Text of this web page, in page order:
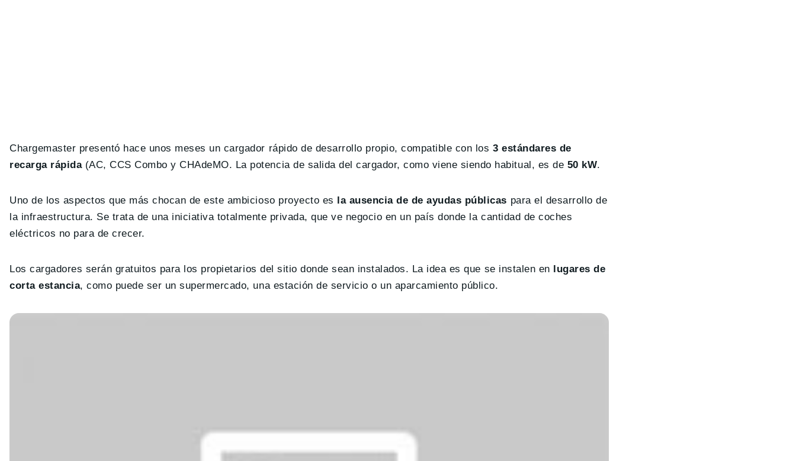
Chargemaster presentó hace unos meses un cargador rápido de desarrollo propio, compatible con los 3 estándares de
recarga rápida(AC, CCS Combo y CHAdeMO. La potencia de salida del cargador, como viene siendo habitual, es de 50 kW.
Uno de los aspectos que más chocan de este ambicioso proyecto es la ausencia de de ayudas públicas para el desarrollo de
la infraestructura. Se trata de una iniciativa totalmente privada, que ve negocio en un país donde la cantidad de coches
eléctricos no para de crecer.
Los cargadores serán gratuitos para los propietarios del sitio donde sean instalados. La idea es que se instalen en
lugares de
corta estancia, como puede ser un supermercado, una estación de servicio o un aparcamiento público.